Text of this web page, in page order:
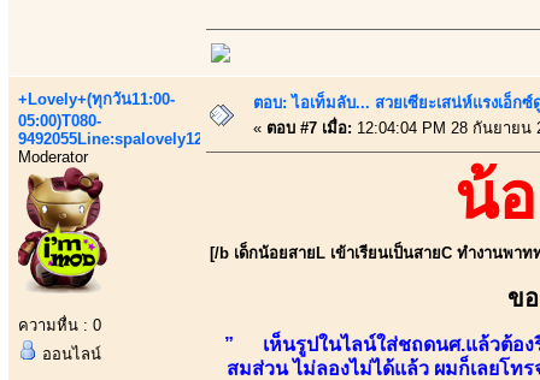
+Lovely+(ทุกวัน11:00-
05:00)T080-
9492055Line:spalovely123
Moderator
ความหื่น : 0
ออนไลน์
ตอบ: ไอเท็มลับ... สวยเซียะเสน่ห์แรงเอ็ก
« ตอบ #7 เมื่อ: 12:04:04 PM 28 กันยายน
น้
[/b เด็กน้อยสายL เข้าเรียนเป็นสายC ทำงานพา
ข
” เห็นรูปในไลน์ใส่ชถดนศ.แล้วต้อง
สมส่วน ไม่ลองไม่ได้แล้ว ผมก็เลยโท